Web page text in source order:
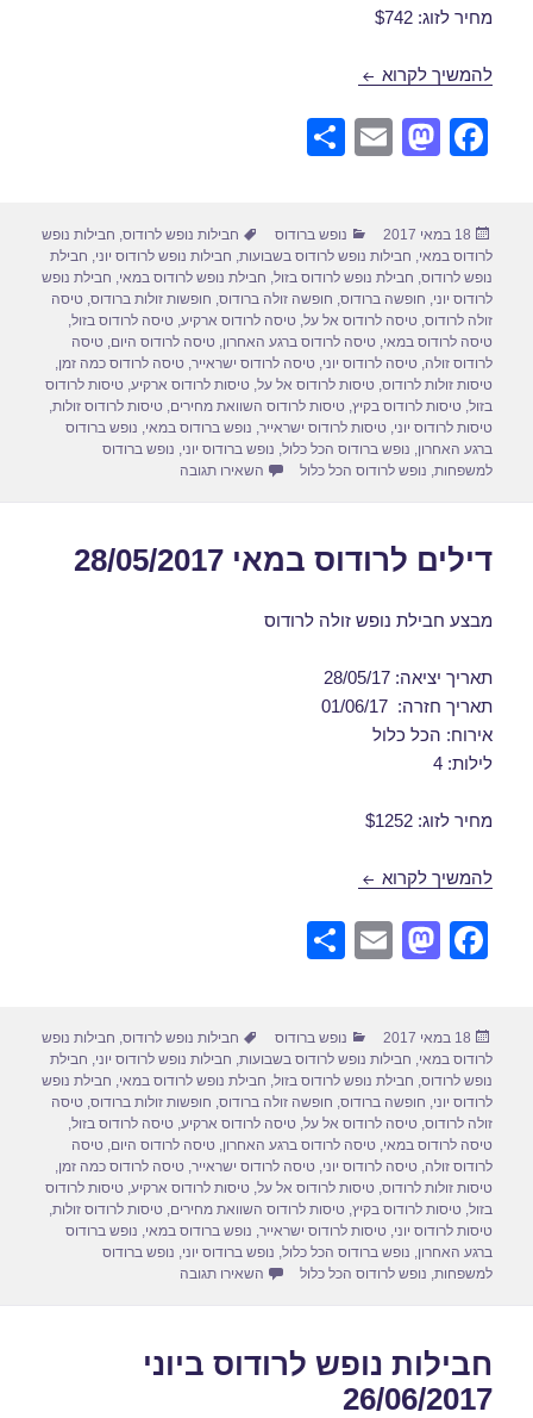
מחיר לזוג: $742
להמשיך לקרוא חבילת נופש לרודוס הכל כלול במאי 21/05/2017
F
e
b
o
o
k
M
o
d
o
n
E
e
פורסם
בתאריך
18 במאי 2017 קטגוריות
נופש ברודוס תגיות
חבילות נופש לרודוס חבילות נופש
לרודוס במאי חבילות נופש לרודוס בשבועות חבילות נופש לרודוס יוני חבילת
נופש לרודוס חבילת נופש לרודוס בזול חבילת נופש לרודוס במאי חבילת נופש
לרודוס יוני חופשה ברודוס חופשה זולה ברודוס חופשות זולות ברודוס ,טיסה
זולה לרודוס ,טיסה לרודוס אל על ,טיסה לרודוס ארקיע ,טיסה לרודוס בזול
טיסה לרודוס במאי ,טיסה לרודוס ברגע האחרון ,טיסה לרודוס היום ,טיסה
לרודוס זולה ,טיסה לרודוס יוני ,טיסה לרודוס ישראייר ,טיסה לרודוס כמה זמן
טיסות זולות לרודוס ,טיסות לרודוס אל על ,טיסות לרודוס ארקיע ,טיסות לרודוס
בזול ,טיסות לרודוס בקיץ ,טיסות לרודוס השוואת מחירים ,טיסות לרודוס זולות
טיסות לרודוס יוני ,טיסות לרודוס ישראייר נופש ברודוס במאי נופש ברודוס
ברגע האחרון נופש ברודוס הכל כלול נופש ברודוס יוני נופש ברודוס
למשפחות נופש לרודוס הכל כלול השאירו תגובה
דילים לרודוס במאי 28/05/2017
מבצע חבילת נופש זולה לרודוס
תאריך יציאה: 28/05/17
תאריך חזרה: 01/06/17
אירוח: הכל כלול
לילות: 4
מחיר לזוג: $1252
להמשיך לקרוא דילים לרודוס במאי 28/05/2017
F
e
b
o
o
k
M
o
d
o
n
E
e
פורסם
בתאריך
18 במאי 2017 קטגוריות
נופש ברודוס תגיות
חבילות נופש לרודוס, חבילות נופש
לרודוס במאי, חבילות נופש לרודוס בשבועות, חבילות נופש לרודוס יוני, חבילת
נופש לרודוס, חבילת נופש לרודוס בזול, חבילת נופש לרודוס במאי, חבילת נופש
לרודוס יוני, חופשה ברודוס, חופשה זולה ברודוס, חופשות זולות ברודוס,טיסה
זולה לרודוס,טיסה לרודוס אל על,טיסה לרודוס ארקיע,טיסה לרודוס בזול,
טיסה לרודוס במאי,טיסה לרודוס ברגע האחרון,טיסה לרודוס היום,טיסה
לרודוס זולה,טיסה לרודוס יוני,טיסה לרודוס ישראייר,טיסה לרודוס כמה זמן,
טיסות זולות לרודוס,טיסות לרודוס אל על,טיסות לרודוס ארקיע,טיסות לרודוס
בזול,טיסות לרודוס בקיץ,טיסות לרודוס השוואת מחירים,טיסות לרודוס זולות,
טיסות לרודוס יוני,טיסות לרודוס ישראייר, נופש ברודוס במאי, נופש ברודוס
ברגע האחרון, נופש ברודוס הכל כלול, נופש ברודוס יוני, נופש ברודוס
למשפחות, נופש לרודוס הכל כלול השאירו תגובה
חבילות נופש לרודוס ביוני
26/06/2017